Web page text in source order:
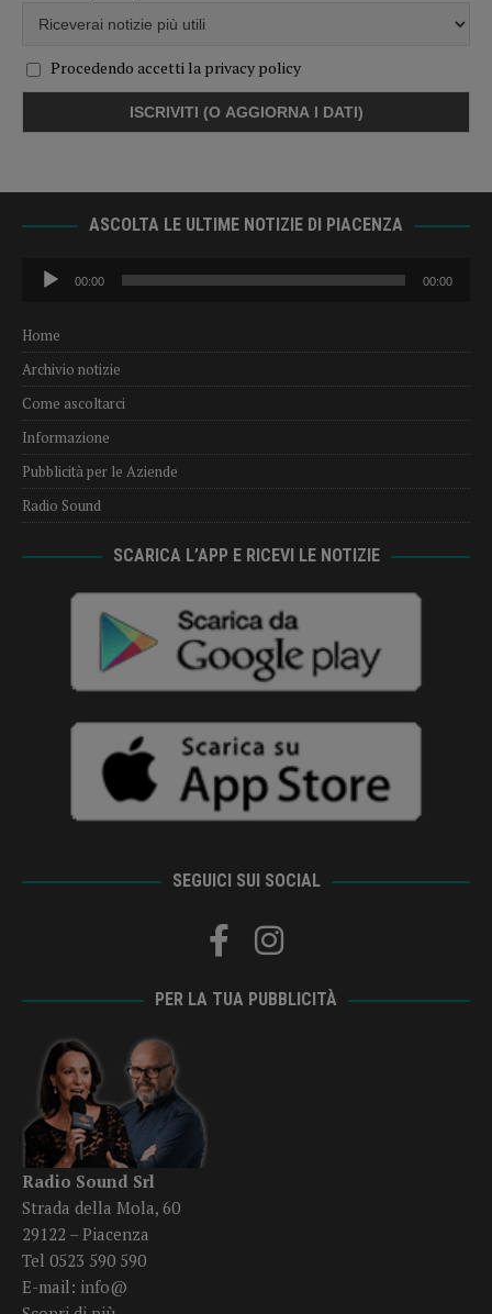
Procedendo accetti la privacy policy
ASCOLTA LE ULTIME NOTIZIE DI PIACENZA
Audio
Player
00:00 00:00
Home
Archivio notizie
Come ascoltarci
Informazione
Pubblicità per le Aziende
Radio Sound
SCARICA L’APP E RICEVI LE NOTIZIE
SEGUICI SUI SOCIAL
PER LA TUA PUBBLICITÀ
Radio Sound Srl
Strada della Mola, 60
29122 – Piacenza
Tel 0523 590 590
E-mail: info@